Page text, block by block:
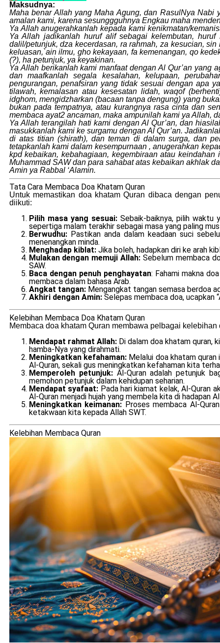
Maksudnya:
Maha benar Allah yang Maha Agung, dan RasulNya
amalan kami, karena sesunggguhnya Engkau maha
Ya Allah anugerahkanlah kepada kami kenikmatan/
Ya Allah jadikanlah huruf alif sebagai kelembutan,
dalil/petunjuk, dza kecerdasan, ra rahmah, za kesucian,
keluasan,`ain ilmu, gho kekayaan, fa kemenangan, qo
(?), ha petunjuk, ya keyakinan.
Ya Allah berikanlah kami manfaat dengan Al Qur’an
dan maafkanlah segala kesalahan, kelupaan,
pengurangan, penafsiran yang tidak sesuai dengan apa
tilawah, kemalasan atau kesesatan lidah, waqof
idghom, mengidzharkan (bacaan tanpa dengung) yang
bukan pada tempatnya, atau kurangnya rasa cinta dan
membaca ayat2 ancaman, maka ampunilah kami ya Allah,
Ya Allah terangilah hati kami dengan Al Qur’an, dan
masukkanlah kami ke surgamu dengan Al Qur’an.
di atas titian (shirath), dan teman di dalam surga, dan
tetapkanlah kami dalam kesempurnaan , anugerahkan
kpd kebaikan, kebahagiaan, kegembiraan atau
Muhammad SAW dan para sahabat atas kebaikan akhlak
Amin ya Rabbal ‘Alamin.
Tata Cara Membaca Doa Khatam Quran
Untuk memastikan doa khatam Quran dibaca dengan
diikuti:
Pilih masa yang sesuai:Sebaik-baiknya, pilih waktu
sepertiga malam terakhir sebagai masa yang paling
Berwudhu:Pastikan anda dalam keadaan suci
menenangkan minda.
Menghadap kiblat: Jika boleh, hadapkan diri ke arah
Mulakan dengan memuji Allah: Sebelum membaca
SAW.
Baca dengan penuh penghayatan: Fahami makna
membaca dalam bahasa Arab.
Angkat tangan:Mengangkat tangan semasa berdoa
Akhiri dengan Amin:Selepas membaca doa, ucapkan
Kelebihan Membaca Doa Khatam Quran
Membaca doa khatam Quran membawa pelbagai
Mendapat rahmat Allah: Di dalam doa khatam quran,
hamba-Nya yang dirahmati.
Meningkatkan kefahaman: Melalui doa khatam
Al-Quran, sekali gus meningkatkan kefahaman kita
Memperoleh petunjuk: Al-Quran adalah petunjuk
memohon petunjuk dalam kehidupan seharian.
Mendapat syafaat: Pada hari kiamat kelak, Al-Quran
Al-Quran menjadi hujah yang membela kita di hadapan
Meningkatkan keimanan: Proses membaca Al-
ketakwaan kita kepada Allah SWT.
Kelebihan Membaca Quran